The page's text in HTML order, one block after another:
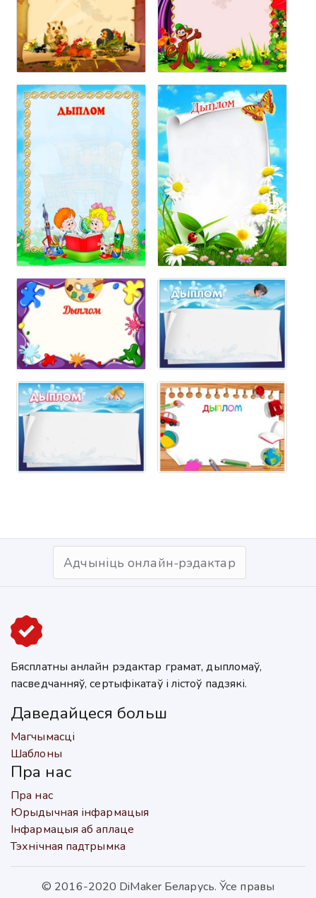
Адчыніць онлайн-рэдактар
Бясплатны анлайн рэдактар грамат, дыпломаў,
пасведчанняў, сертыфікатаў і лістоў падзякі.
Даведайцеся больш
Магчымасці
Шаблоны
Пра нас
Пра нас
Юрыдычная інфармацыя
Інфармацыя аб аплаце
Тэхнічная падтрымка
© 2016-2020 DiMaker Беларусь. Ўсе правы